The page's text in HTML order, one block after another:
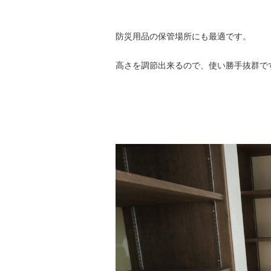
防災用品の保管場所にも最適です。
高さを調節出来るので、使い勝手抜群で